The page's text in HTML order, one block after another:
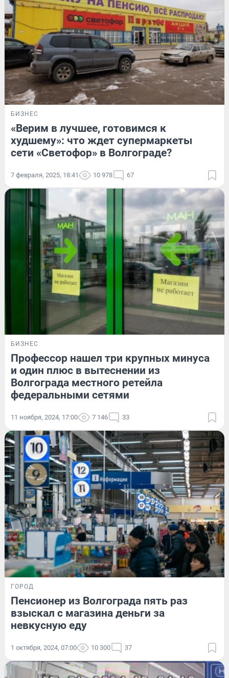
БИЗНЕС
«Верим в лучшее, готовимся к
худшему»: что ждет супермаркеты
сети «Светофор» в Волгограде?
7 февраля, 2025, 18:41 10 978 67
БИЗНЕС
Профессор нашел три крупных минуса
и один плюс в вытеснении из
Волгограда местного ретейла
федеральными сетями
11 ноября, 2024, 17:00 7 146 33
ГОРОД
Пенсионер из Волгограда пять раз
взыскал с магазина деньги за
невкусную еду
1 октября, 2024, 07:00 10 300 37